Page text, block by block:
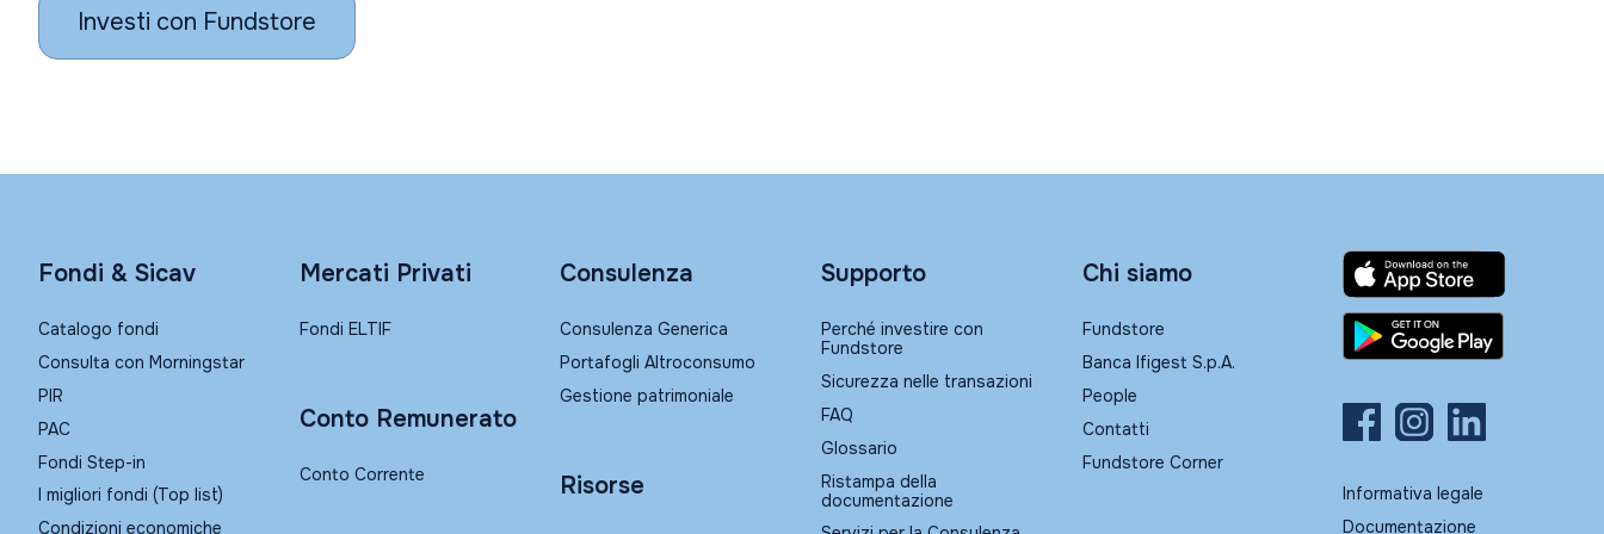
Investi con Fundstore
Fondi & Sicav
Catalogo fondi
Consulta con Morningstar
PIR
PAC
Fondi Step-in
I migliori fondi (Top list)
Condizioni economiche
Mercati Privati
Fondi ELTIF
Conto Remunerato
Conto Corrente
Consulenza
Consulenza Generica
Portafogli Altroconsumo
Gestione patrimoniale
Risorse
Supporto
Perché investire con
Fundstore
Sicurezza nelle transazioni
FAQ
Glossario
Ristampa della
documentazione
Chi siamo
Fundstore
Banca Ifigest S.p.A.
People
Contatti
Fundstore Corner
Informativa legale
Documentazione